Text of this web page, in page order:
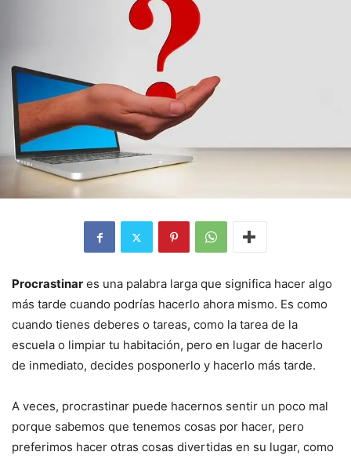
Procrastinar es una palabra larga que significa hacer algo
más tarde cuando podrías hacerlo ahora mismo. Es como
cuando tienes deberes o tareas, como la tarea de la
escuela o limpiar tu habitación, pero en lugar de hacerlo
de inmediato, decides posponerlo y hacerlo más tarde.
A veces, procrastinar puede hacernos sentir un poco mal
porque sabemos que tenemos cosas por hacer, pero
preferimos hacer otras cosas divertidas en su lugar, como